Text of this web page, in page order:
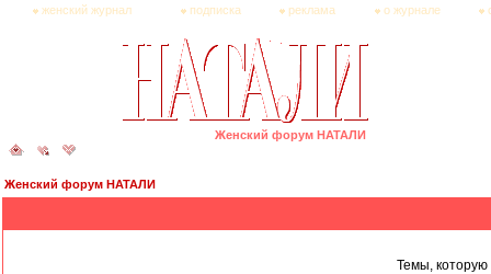
женский журнал подписка реклама о журнале
Женский форум НАТАЛИ
Женский форум НАТАЛИ
Темы, которую